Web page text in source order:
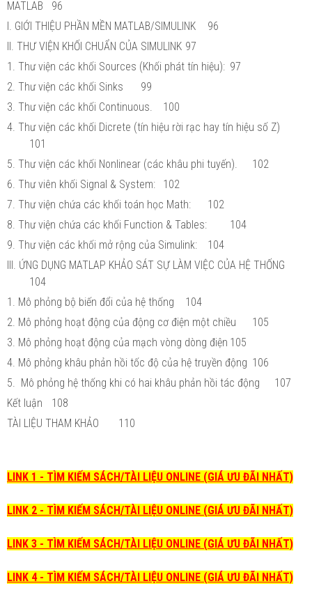
MATLAB
96
I. GIỚI THIỆU PHẦN MỀN MATLAB/SIMULINK
96
II. THƯ VIỆN KHỐI CHUẨN CỦA SIMULINK 97
1. Thư viện các khối Sources (Khối phát tín hiệu): 97
2. Thư viện các khối Sinks
99
3. Thư viện các khối Continuous.
100
4. Thư viện các khối Dicrete (tín hiệu rời rạc hay tín hiệu số Z)
101
5. Thư viện các khối Nonlinear (các khâu phi tuyến).
102
6. Thư viên khối Signal & System:
102
7. Thư viện chứa các khối toán học Math:
102
8. Thư viện chứa các khối Function & Tables:
104
9. Thư viện các khối mở rộng của Simulink:
104
III. ỨNG DỤNG MATLAP KHẢO SÁT SỰ LÀM VIỆC CỦA HỆ THỐNG
104
1. Mô phỏng bộ biến đổi của hệ thống
104
2. Mô phỏng hoạt động của động cơ điện một chiều
105
3. Mô phỏng hoạt động của mạch vòng dòng điện 105
4. Mô phỏng khâu phản hồi tốc độ của hệ truyền động 106
5. Mô phỏng hệ thống khi có hai khâu phản hồi tác động
107
Kết luận
108
TÀI LIỆU THAM KHẢO
110
LINK 1 - TÌM KIẾM SÁCH/TÀI LIỆU ONLINE (GIÁ ƯU ĐÃI NHẤT)
LINK 2 - TÌM KIẾM SÁCH/TÀI LIỆU ONLINE (GIÁ ƯU ĐÃI NHẤT)
LINK 3 - TÌM KIẾM SÁCH/TÀI LIỆU ONLINE (GIÁ ƯU ĐÃI NHẤT)
LINK 4 - TÌM KIẾM SÁCH/TÀI LIỆU ONLINE (GIÁ ƯU ĐÃI NHẤT)